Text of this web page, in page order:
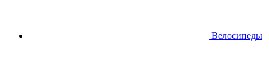
Велосипеды